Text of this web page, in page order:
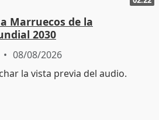
Marruecos de la
2030
08/08/2026